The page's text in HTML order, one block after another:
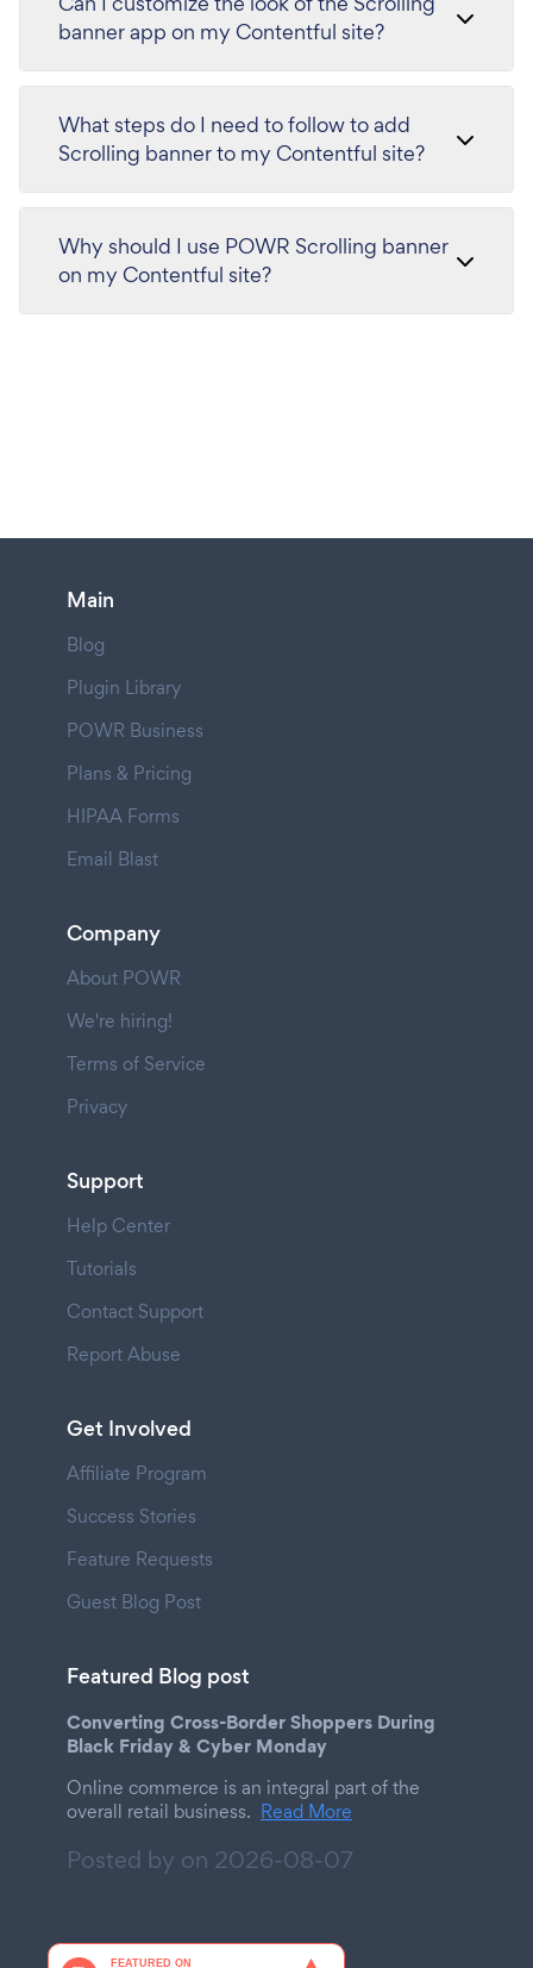
banner app on my Contentful site?
What steps do I need to follow to add
Scrolling banner to my Contentful site?
Why should I use POWR Scrolling banner
on my Contentful site?
Main
Blog
Plugin Library
POWR Business
Plans & Pricing
HIPAA Forms
Email Blast
Company
About POWR
We're hiring!
Terms of Service
Privacy
Support
Help Center
Tutorials
Contact Support
Report Abuse
Get Involved
Affiliate Program
Success Stories
Feature Requests
Guest Blog Post
Featured Blog post
Converting Cross-Border Shoppers During
Black Friday & Cyber Monday
Online commerce is an integral part of the
overall retail business. Read More
Posted by on 2026-08-07